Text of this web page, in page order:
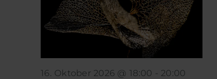
16. Oktober 2026 @ 18:00 - 20:00